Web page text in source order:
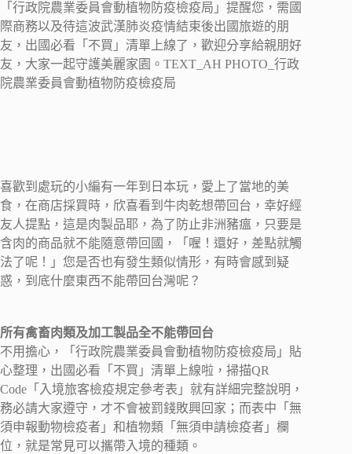
「行政院農業委員會動植物防疫檢疫局」提醒您，需國
際商務以及待這波武漢肺炎疫情結束後出國旅遊的朋
友，出國必看「不買」清單上線了，歡迎分享給親朋好
友，大家一起守護美麗家園。TEXT_AH PHOTO_行政
院農業委員會動植物防疫檢疫局
喜歡到處玩的小編有一年到日本玩，愛上了當地的美
食，在商店採買時，欣喜看到牛肉乾想帶回台，幸好經
友人提點，這是肉製品耶，為了防止非洲豬瘟，只要是
含肉的商品就不能隨意帶回國，「喔！還好，差點就觸
法了呢！」您是否也有發生類似情形，有時會感到疑
惑，到底什麼東西不能帶回台灣呢？
所有禽畜肉類及加工製品全不能帶回台
不用擔心，「行政院農業委員會動植物防疫檢疫局」貼
心整理，出國必看「不買」清單上線啦，掃描QR
Code「入境旅客檢疫規定參考表」就有詳細完整說明，
務必請大家遵守，才不會被罰錢敗興回家；而表中「無
須申報動物檢疫者」和植物類「無須申請檢疫者」欄
位，就是常見可以攜帶入境的種類。